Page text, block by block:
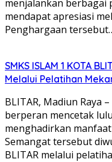
menjalankan
mendapat apresiasi
Penghargaan
SMKS ISLAM 1 KOTA
Melalui Pelatihan
BLITAR, Madiun Raya
berperan mencetak
menghadirkan
Semangat tersebut
BLITAR melalui